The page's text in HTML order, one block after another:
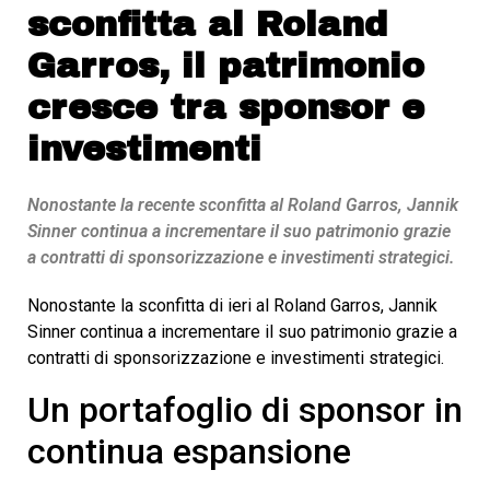
sconfitta al Roland
Garros, il patrimonio
cresce tra sponsor e
investimenti
Nonostante la recente sconfitta al Roland Garros, Jannik
Sinner continua a incrementare il suo patrimonio grazie
a contratti di sponsorizzazione e investimenti strategici.
Nonostante la sconfitta di ieri al Roland Garros, Jannik
Sinner continua a incrementare il suo patrimonio grazie a
contratti di sponsorizzazione e investimenti strategici.
Un portafoglio di sponsor in
continua espansione